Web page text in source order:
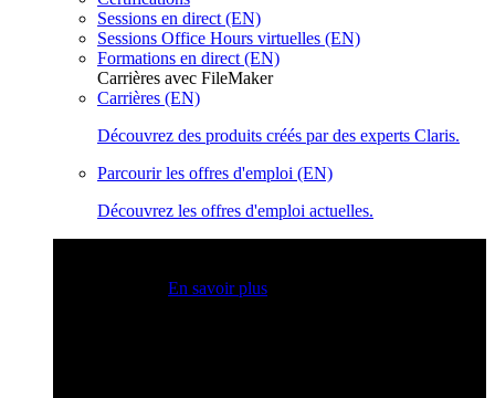
Sessions en direct (EN)
Sessions Office Hours virtuelles (EN)
Formations en direct (EN)
Carrières avec FileMaker
Carrières (EN)
Découvrez des produits créés par des experts Claris.
Parcourir les offres d'emploi (EN)
Découvrez les offres d'emploi actuelles.
En savoir plus